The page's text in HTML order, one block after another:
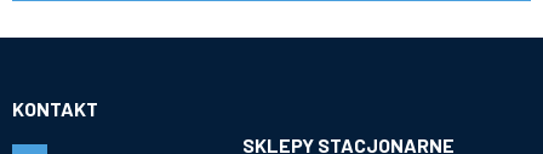
KONTAKT
SKLEPY STACJONARNE